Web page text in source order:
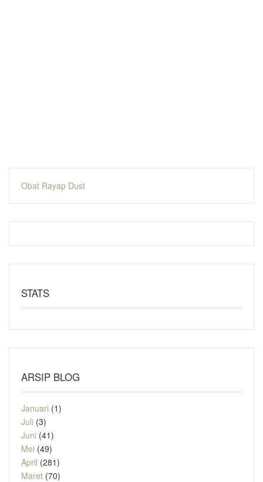
Obat Rayap Dust
STATS
ARSIP BLOG
Januari (1)
Juli (3)
Juni (41)
Mei (49)
April (281)
Maret (70)